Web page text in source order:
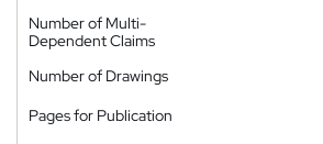
Number of Multi-
Dependent Claims
Number of Drawings
Pages for Publication